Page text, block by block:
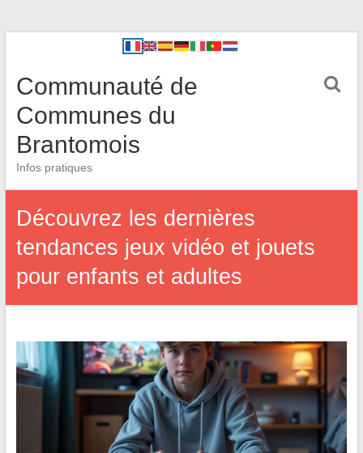
Communauté de
Communes du
Brantomois
Infos pratiques
Découvrez les dernières
tendances jeux vidéo et jouets
pour enfants et adultes